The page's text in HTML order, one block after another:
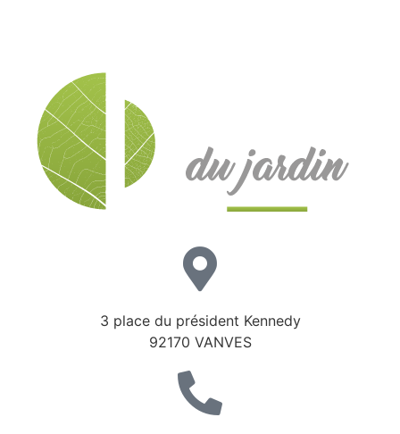
3 place du président Kennedy
92170 VANVES